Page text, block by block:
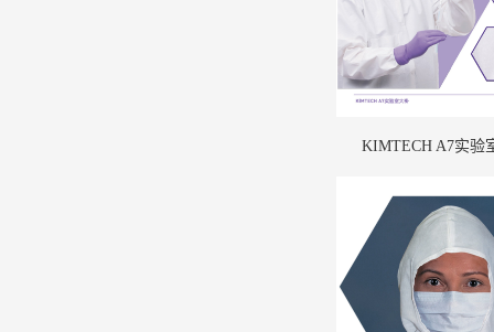
KIMTECH A7实验